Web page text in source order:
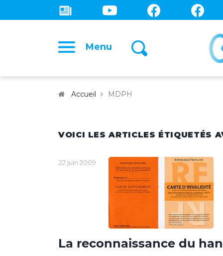
Menu
Accueil MDPH
VOICI LES ARTICLES ÉTIQUETÉS
22 juin 2009
La reconnaissance du